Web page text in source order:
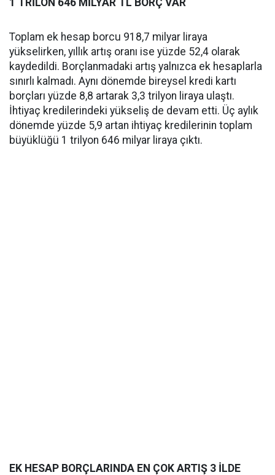
1 TRİLON 646 MİLYAR TL BORÇ VAR
Toplam ek hesap borcu 918,7 milyar liraya
yükselirken, yıllık artış oranı ise yüzde 52,4 olarak
kaydedildi. Borçlanmadaki artış yalnızca ek hesaplarla
sınırlı kalmadı. Aynı dönemde bireysel kredi kartı
borçları yüzde 8,8 artarak 3,3 trilyon liraya ulaştı.
İhtiyaç kredilerindeki yükseliş de devam etti. Üç aylık
dönemde yüzde 5,9 artan ihtiyaç kredilerinin toplam
büyüklüğü 1 trilyon 646 milyar liraya çıktı.
EK HESAP BORÇLARINDA EN ÇOK ARTIŞ 3 İLDE